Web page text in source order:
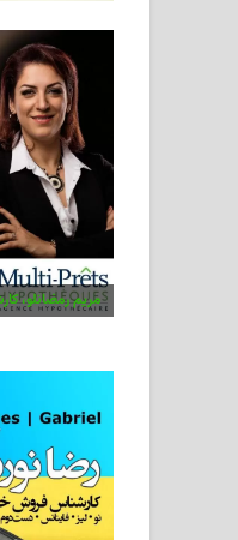
مریم رمضانلو،